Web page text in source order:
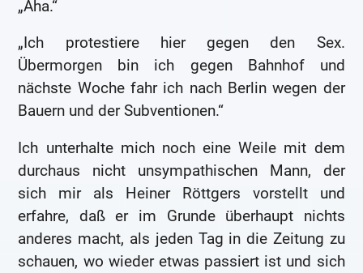
„Aha.“
„Ich protestiere hier gegen den Sex.
Übermorgen bin ich gegen Bahnhof und
nächste Woche fahr ich nach Berlin wegen der
Bauern und der Subventionen.“
Ich unterhalte mich noch eine Weile mit dem
durchaus nicht unsympathischen Mann, der
sich mir als Heiner Röttgers vorstellt und
erfahre, daß er im Grunde überhaupt nichts
anderes macht, als jeden Tag in die Zeitung zu
schauen, wo wieder etwas passiert ist und sich